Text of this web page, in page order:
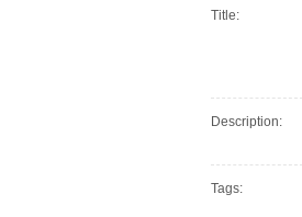
Title:
Description:
Tags: